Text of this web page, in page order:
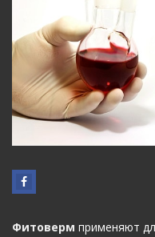
Фитоверм применяют